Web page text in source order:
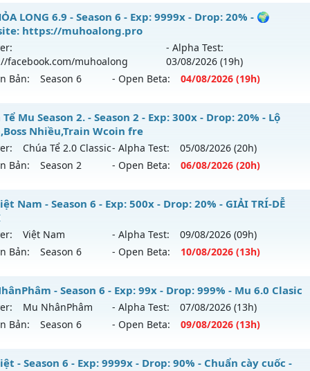
Reset In Game
Mu Nguyên bản Webzen
VIP SHIELD
Long - MU SS1.9 –CHUẨN CÀY CẤY NGUYÊN BẢN
mới ra tháng 08 2026 - Mở máy chủ Máy chủ Thiên Vương
2626
50x - Drop: 100%
loại: Mu Nguyên bản Webzen
Gameguard
LONG 6.9 - Season 6 - Exp: 9999x - Drop: 20% - 🌍
https://muhoalong.pro
facebook.com/muhoalong
- Alpha Test:
03/08/2026 (19h)
Bản:
Season 6 - Open Beta: 04/08/2026 (19h)
LONG 6.9 - 🌍 Website: https://muhoalong.pro
ra tháng 08 2026 - Mở máy chủ https://facebook.com/
04/08/2626
Non Reset
Mu Nguyên bản Webzen
XShield
Tể Mu Season 2. - Season 2 - Exp: 300x - Drop: 20% - Lộ
Nhiều,Train Wcoin fre
Chúa Tể 2.0 Classic- Alpha Test: 05/08/2026 (20h)
Bản:
Season 2 - Open Beta: 06/08/2026 (20h)
Tể Mu Season 2. - Lộ trình,Boss Nhiều,Train Wcoin fre
mới ra tháng 08 2026 - Mở máy chủChúa Tể 2.0 Classic
08/2626
reset: Reset In Game
loại: Mu Nguyên bản Webzen
Nam - Season 6 - Exp: 500x - Drop: 20% - GIẢI TRÍ-DỄ
Việt Nam - Alpha Test: 09/08/2026 (09h)
Bản:
Season 6 - Open Beta: 10/08/2026 (13h)
Việt Nam - GIẢI TRÍ-DỄ CHƠI
mới ra tháng 08 2026 - Mở máy chủViệt Namvào 13h
reset: Reset In Game
- Season 6 - Exp: 99x - Drop: 999% - Mu 6.0 Clasic
Mu NhânPhâm - Alpha Test: 07/08/2026 (13h)
Bản:
Season 6 - Open Beta: 09/08/2026 (13h)
NhânPhâm - Mu 6.0 Clasic
- Season 6 - Exp: 9999x - Drop: 90% - Chuẩn cày cuốc -